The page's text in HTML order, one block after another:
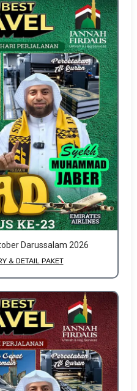
Darussalam 2026
& DETAIL PAKET